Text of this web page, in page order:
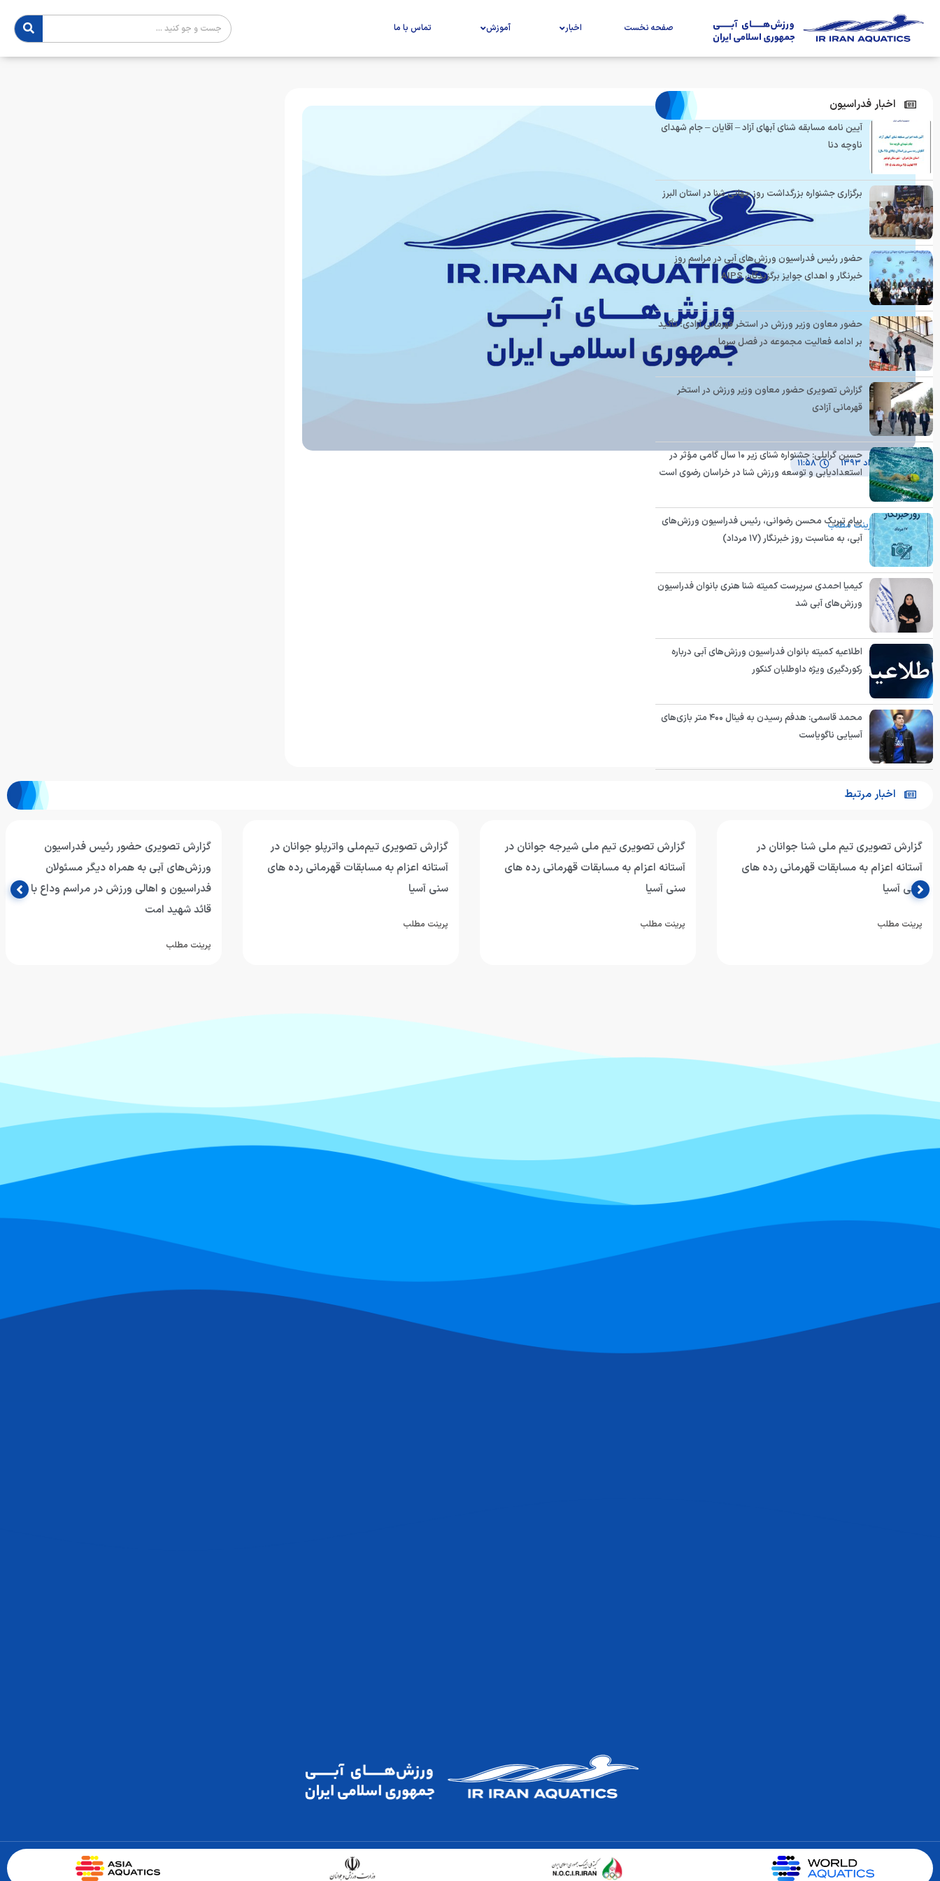
صفحه نخست اخبار آموزش تماس با ما
۲۶ خرداد ۱۳۹۳ ۱۱:۵۸
auto
پرینت مطلب
اخبار فدراسیون
آیین نامه مسابقه شنای آبهای آزاد – آقایان – جام شهدای
ناوچه دنا
برگزاری جشنواره بزرگداشت روز جهانی شنا در استان البرز
حضور رئیس فدراسیون ورزش‌های آبی در مراسم روز
خبرنگار و اهدای جوایز برگزیدگان AIPS
حضور معاون وزیر ورزش در استخر قهرمانی آزادی؛ تأکید
بر ادامه فعالیت مجموعه در فصل سرما
گزارش تصویری حضور معاون وزیر ورزش در استخر
قهرمانی آزادی
حسین گرایلی: جشنواره شنای زیر ۱۰ سال گامی مؤثر در
استعدادیابی و توسعه ورزش شنا در خراسان رضوی است
پیام تبریک محسن رضوانی، رئیس فدراسیون ورزش‌های
آبی، به مناسبت روز خبرنگار (۱۷ مرداد)
کیمیا احمدی سرپرست کمیته شنا هنری بانوان فدراسیون
ورزش‌های آبی شد
اطلاعیه کمیته بانوان فدراسیون ورزش‌های آبی درباره
رکوردگیری ویژه داوطلبان کنکور
محمد قاسمی: هدفم رسیدن به فینال ۴۰۰ متر بازی‌های
آسیایی ناگویاست
اخبار مرتبط
گزارش تصویری تیم ملی شنا جوانان در
آستانه اعزام به مسابقات قهرمانی رده های
سنی آسیا
پرینت مطلب
گزارش تصویری تیم ملی شیرجه جوانان در
آستانه اعزام به مسابقات قهرمانی رده های
سنی آسیا
پرینت مطلب
گزارش تصویری تیم‌ملی واترپلو جوانان در
آستانه اعزام به مسابقات قهرمانی رده های
سنی آسیا
پرینت مطلب
گزارش تصویری حضور رئیس فدراسیون
ورزش‌های آبی به همراه دیگر مسئولان
فدراسیون و اهالی ورزش در مراسم وداع با
قائد شهید امت
پرینت مطلب